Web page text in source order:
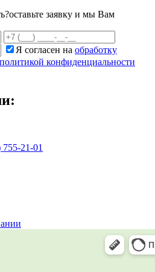
оставьте заявку и мы Вам
Я согласен на обработку
политикой конфиденциальности
21-01